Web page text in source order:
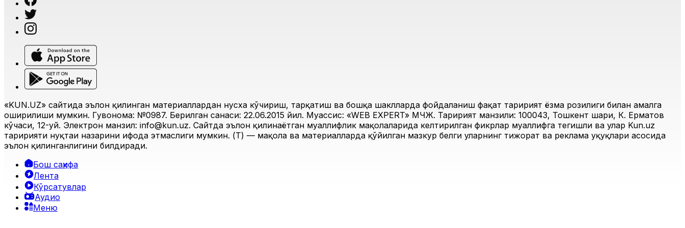
«KUN.UZ» сайтида эълон қилинган материаллардан нусха кўчириш, тарқатиш ва бошқа шаклларда фойдаланиш фақат таҳририят ёзма розилиги билан амалга
оширилиши мумкин. Гувоҳнома: №0987. Берилган санаси: 22.06.2015 йил. Муассис: «WEB EXPERT» МЧЖ. Таҳририят манзили: 100043, Тошкент шаҳри, К. Ерматов
кўчаси, 12-уй. Электрон манзил: info@kun.uz. Сайтда эълон қилинаётган муаллифлик мақолаларида келтирилган фикрлар муаллифга тегишли ва улар Kun.uz
таҳририяти нуқтаи назарини ифода этмаслиги мумкин. (Т) — мақола ва материалларда қўйилган мазкур белги уларнинг тижорат ва реклама ҳуқуқлари асосида
эълон қилинганлигини билдиради.
Бош саҳифа
Лента
Кўрсатувлар
Аудио
Меню